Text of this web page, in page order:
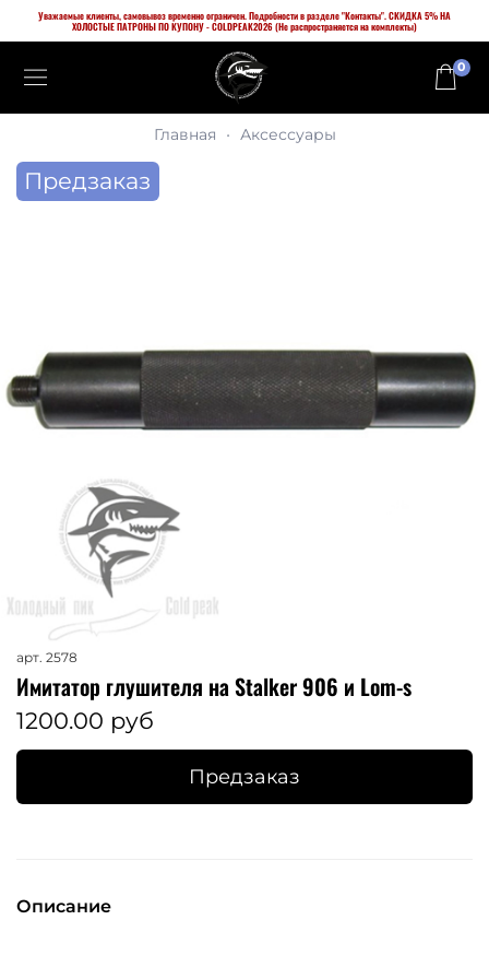
Уважаемые клиенты, самовывоз временно ограничен. Подробности в разделе "Контакты". СКИДКА 5% НА
ХОЛОСТЫЕ ПАТРОНЫ ПО КУПОНУ - COLDPEAK2026 (Не распространяется на комплекты)
0
Главная Аксессуары
Предзаказ
арт. 2578
Имитатор глушителя на Stalker 906 и Lom-s
1200.00 руб
Предзаказ
Описание